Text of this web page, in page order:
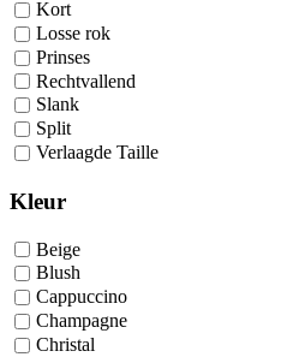
Kort
Losse rok
Prinses
Rechtvallend
Slank
Split
Verlaagde Taille
Kleur
Beige
Blush
Cappuccino
Champagne
Christal